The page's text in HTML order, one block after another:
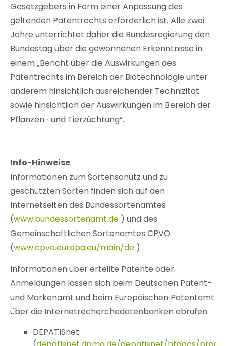
Gesetzgebers in Form einer Anpassung des
geltenden Patentrechts erforderlich ist. Alle zwei
Jahre unterrichtet daher die Bundesregierung den
Bundestag über die gewonnenen Erkenntnisse in
einem „Bericht über die Auswirkungen des
Patentrechts im Bereich der Biotechnologie unter
anderem hinsichtlich ausreichender Technizität
sowie hinsichtlich der Auswirkungen im Bereich der
Pflanzen- und Tierzüchtung“.
Info-Hinweise
Informationen zum Sortenschutz und zu
geschützten Sorten finden sich auf den
Internetseiten des Bundessortenamtes
(www.bundessortenamt.de ) und des
Gemeinschaftlichen Sortenamtes CPVO
(www.cpvo.europa.eu/main/de ) .
Informationen über erteilte Patente oder
Anmeldungen lassen sich beim Deutschen Patent-
und Markenamt und beim Europäischen Patentamt
über die Internetrecherchedatenbanken abrufen.
DEPATISnet